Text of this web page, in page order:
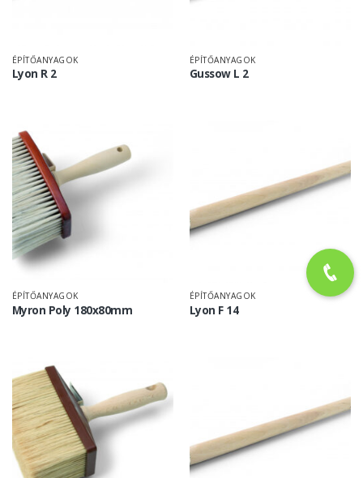
ÉPÍTŐANYAGOK
Lyon R 2
ÉPÍTŐANYAGOK
Gussow L 2
ÉPÍTŐANYAGOK
Myron Poly 180x80mm
ÉPÍTŐANYAGOK
Lyon F 14